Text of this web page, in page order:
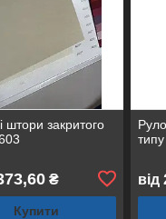
штори закритого
₴
Купити
від